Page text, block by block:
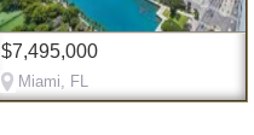
$7,495,000
Miami, FL